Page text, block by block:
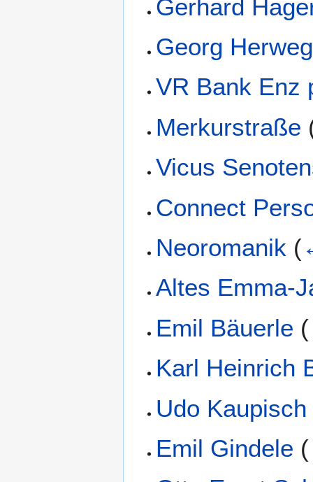
Gerhard
Georg
VR Bank Enz
Merkurstraße
Vicus
Connect
Neoromanik (
Altes Emma-
Emil Bäuerle (
Karl Heinrich
Udo Kaupisch
Emil Gindele (